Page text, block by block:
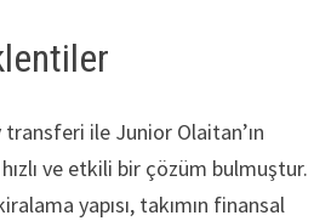
ile Junior Olaitan’ın
ve etkili bir çözüm bulmuştur.
yapısı, takımın finansal